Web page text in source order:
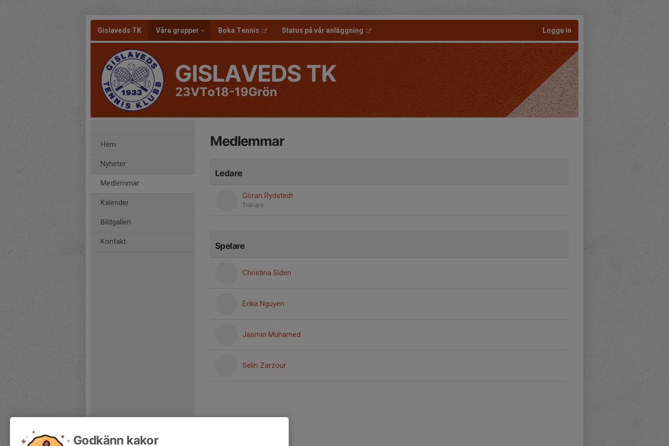
Gislaveds TK Våra grupper Boka Tennis Status på vår anläggning Logga in
GISLAVEDS TK
23VTo18-19Grön
Hem
Nyheter
Medlemmar
Kalender
Bildgalleri
Kontakt
Medlemmar
Ledare
Göran Rydstedt
Tränare
Spelare
Christina Sideri
Erika Nguyen
Jasmin Muhamed
Selin Zarzour
Godkänn kakor